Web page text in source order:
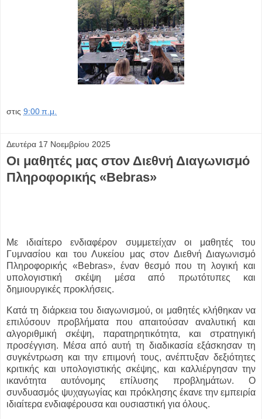
στις 9:00 π.μ.
Δευτέρα 17 Νοεμβρίου 2025
Οι μαθητές μας στον Διεθνή Διαγωνισμό
Πληροφορικής «Bebras»
Με ιδιαίτερο ενδιαφέρον συμμετείχαν οι μαθητές του
Γυμνασίου και του Λυκείου μας στον Διεθνή Διαγωνισμό
Πληροφορικής «Bebras», έναν θεσμό που τη λογική και
υπολογιστική σκέψη μέσα από πρωτότυπες και
δημιουργικές προκλήσεις.
Κατά τη διάρκεια του διαγωνισμού, οι μαθητές κλήθηκαν να
επιλύσουν προβλήματα που απαιτούσαν αναλυτική και
αλγοριθμική σκέψη, παρατηρητικότητα, και στρατηγική
προσέγγιση. Μέσα από αυτή τη διαδικασία εξάσκησαν τη
συγκέντρωση και την επιμονή τους, ανέπτυξαν δεξιότητες
κριτικής και υπολογιστικής σκέψης, και καλλιέργησαν την
ικανότητα αυτόνομης επίλυσης προβλημάτων. Ο
συνδυασμός ψυχαγωγίας και πρόκλησης έκανε την εμπειρία
ιδιαίτερα ενδιαφέρουσα και ουσιαστική για όλους.